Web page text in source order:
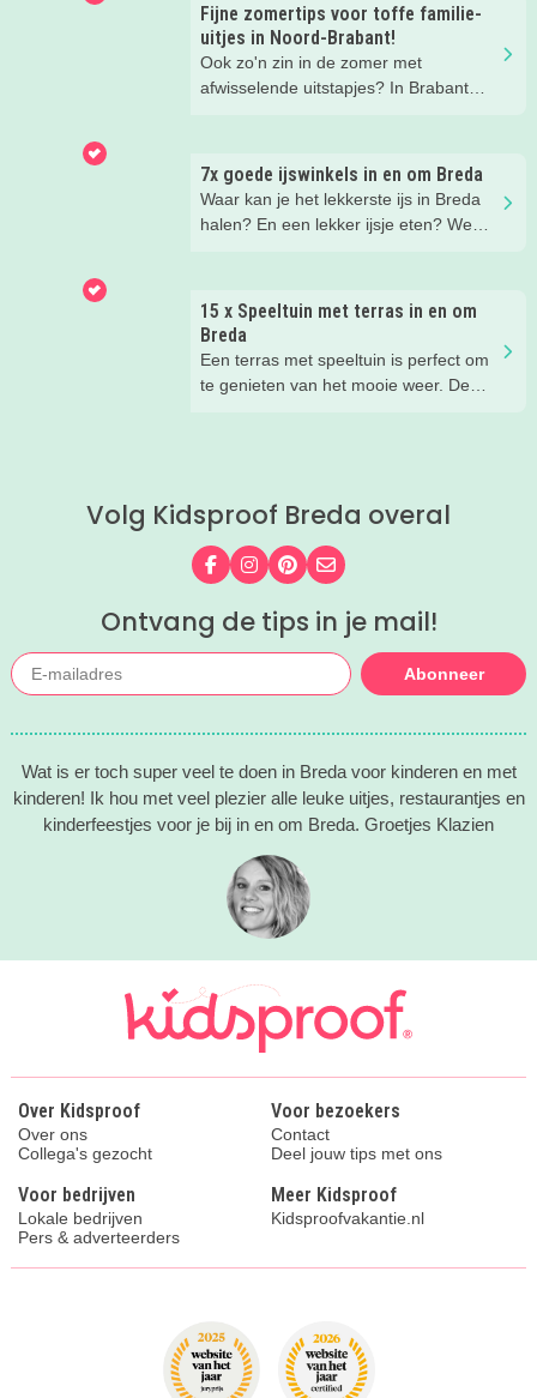
speeltuin!
Fijne zomertips voor toffe familie-
uitjes in Noord-Brabant!
Ook zo'n zin in de zomer met
afwisselende uitstapjes? In Brabant
natuur, ga voor een actief uitje, een
verrassende museum of ontdek de
gezellige steden. Wij verzamelden hele
7x goede ijswinkels in en om Breda
Waar kan je het lekkerste ijs in Breda
halen? En een lekker ijsje eten? We
kunt scoren voor je op een rijtje gezet.
15 x Speeltuin met terras in en om
Breda
Een terras met speeltuin is perfect om
te genieten van het mooie weer. De
terras en speeltuin in Breda en
omgeving voor je op een rij gezet. Dat
is makkelijk een super fijn plekje
vinden!
Volg Kidsproof Breda overal
Volg ons op Facebook
Volg ons op Instagram
Volg ons op Pinterest
Mail ons
Ontvang de tips in je mail!
Abonneer
Wat is er toch super veel te doen in Breda voor kinderen en met
kinderen! Ik hou met veel plezier alle leuke uitjes, restaurantjes en
kinderfeestjes voor je bij in en om Breda. Groetjes Klazien
Over Kidsproof
Over ons
Collega's gezocht
Voor bezoekers
Contact
Deel jouw tips met ons
Voor bedrijven
Lokale bedrijven
Pers & adverteerders
Meer Kidsproof
Kidsproofvakantie.nl